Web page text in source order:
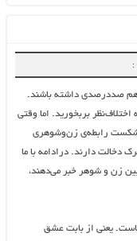
:
صددرصدی داشته باشند.
بربخورید. اما وقتی
شکست رابطه‌ی زن‌وشوهری
دخالت دارند. درادامه با ما
سازگاری بین زن و شوهر خبر می‌دهند،
یعنی از بابت عشق